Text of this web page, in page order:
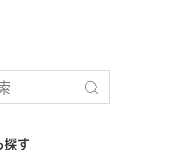
探す